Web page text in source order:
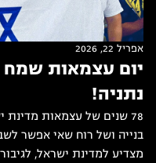
אפריל 22, 2026
יום עצמאות שמח
נתניה!
בנייה ושל רוח שאי אפשר
מצדיע למדינת ישראל,